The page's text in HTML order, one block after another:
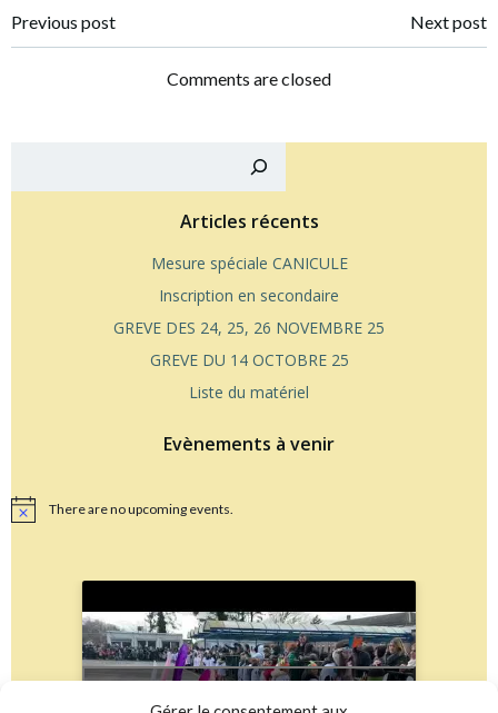
Navigation
Previous post
Navigation
de
l’article
Next post
Comments are closed
Articles récents
Mesure spéciale CANICULE
Inscription en secondaire
GREVE DES 24, 25, 26 NOVEMBRE 25
GREVE DU 14 OCTOBRE 25
Liste du matériel
Evènements à venir
Notice There are no upcoming events.